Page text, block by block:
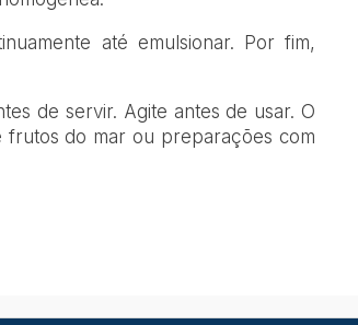
até emulsionar. Por fim,
de servir. Agite antes de usar. O
frutos do mar ou preparações com